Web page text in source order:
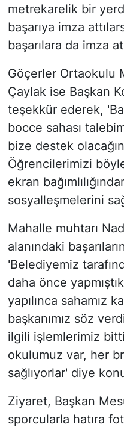
metrekarelik bir
başarıya imza
başarılara da imza
Göçerler Ortaokulu
Çaylak ise Başkan
teşekkür ederek,
bocce sahası
bize destek
Öğrencilerimizi
ekran
sosyalleşmelerini
Mahalle muhtarı
alanındaki
'Belediyemiz
daha önce
yapılınca sahamız
başkanımız söz
ilgili işlemlerimiz
okulumuz var, her
sağlıyorlar' diye
Ziyaret, Başkan
sporcularla hatıra